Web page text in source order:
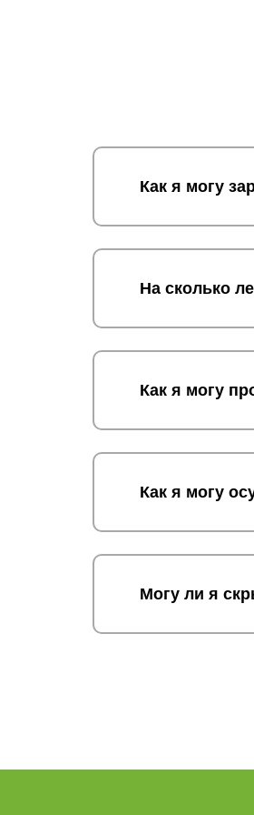
Как я могу
На сколько
Как я могу
Как я могу
Могу ли я